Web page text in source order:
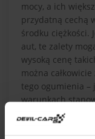
mocy, a ich
przydatną cechą
środku ciężkości.
aut, te zalety
wysoką cenę
można
tego ogumienia –
warunkach
wytrzymałości i